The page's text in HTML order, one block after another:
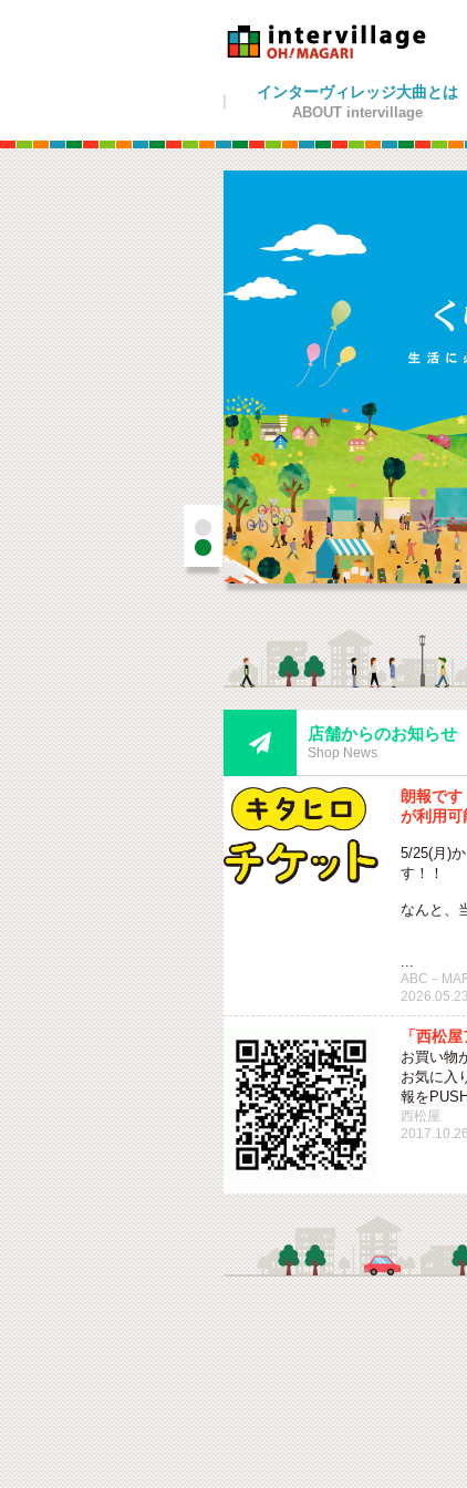
インターヴィレッジ大曲とは
ABOUT intervillage
 店舗からのお知らせ
Shop News
朗報です
が利用可
5/25(月)
す！！
なんと、
...
ABC－
「西松
お買い物
お気に入
報を
西松屋